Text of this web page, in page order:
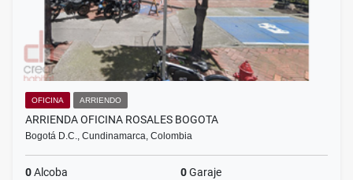
OFICINA ARRIENDO
ARRIENDA OFICINA ROSALES BOGOTA
Bogotá D.C., Cundinamarca, Colombia
0Alcoba 0Garaje